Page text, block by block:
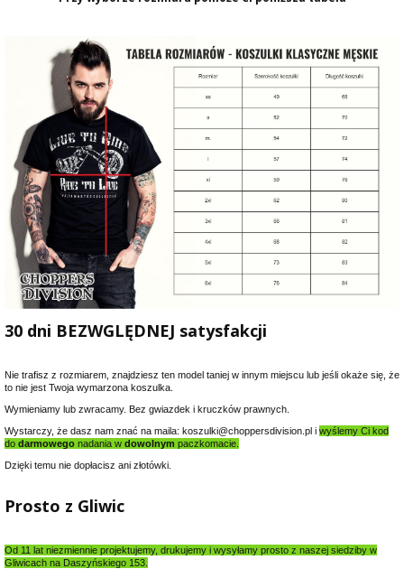
30 dni BEZWGLĘDNEJ satysfakcji
Nie trafisz z rozmiarem, znajdziesz ten model taniej w innym miejscu lub jeśli okaże się, że
to nie jest Twoja wymarzona koszulka.
Wymieniamy lub zwracamy. Bez gwiazdek i kruczków prawnych.
Wystarczy, że dasz nam znać na maila: koszulki@choppersdivision.pl i wyślemy Ci kod
do darmowego nadania w dowolnym paczkomacie.
Dzięki temu nie dopłacisz ani złotówki.
Prosto z Gliwic
Od 11 lat niezmiennie projektujemy, drukujemy i wysyłamy prosto z naszej siedziby w
Gliwicach na Daszyńskiego 153.